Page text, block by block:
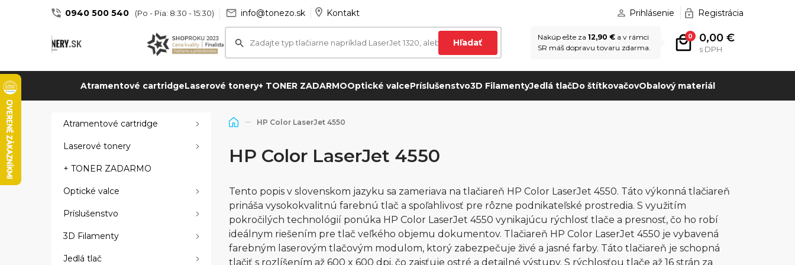
0940 500 540 (Po - Pia: 8:30 - 15:30) info@tonezo.sk Kontakt Prihlásenie Registrácia
Hľadať
0 0,00 €
s DPH
Nakúp ešte za 12,90 € a v rámci
SR máš dopravu tovaru zdarma.
Atramentové cartridgeLaserové tonery+ TONER ZADARMOOptické valcePríslušenstvo3D FilamentyJedlá tlačDo štítkovačovObalový materiál
Atramentové cartridge
Laserové tonery
+ TONER ZADARMO
Optické valce
Príslušenstvo
3D Filamenty
Jedlá tlač
HP Color LaserJet 4550
HP Color LaserJet 4550
Tento popis v slovenskom jazyku sa zameriava na tlačiareň HP Color LaserJet 4550. Táto výkonná tlačiareň
prináša vysokokvalitnú farebnú tlač a spoľahlivosť pre rôzne podnikateľské prostredia. S využitím
pokročilých technológií ponúka HP Color LaserJet 4550 vynikajúcu rýchlosť tlače a presnosť, čo ho robí
ideálnym riešením pre tlač veľkého objemu dokumentov. Tlačiareň HP Color LaserJet 4550 je vybavená
farebným laserovým tlačovým modulom, ktorý zabezpečuje živé a jasné farby. Táto tlačiareň je schopná
tlačiť s rozlíšením až 600 x 600 dpi, čo zaisťuje ostré a detailné výstupy. S rýchlosťou tlače až 16 strán za